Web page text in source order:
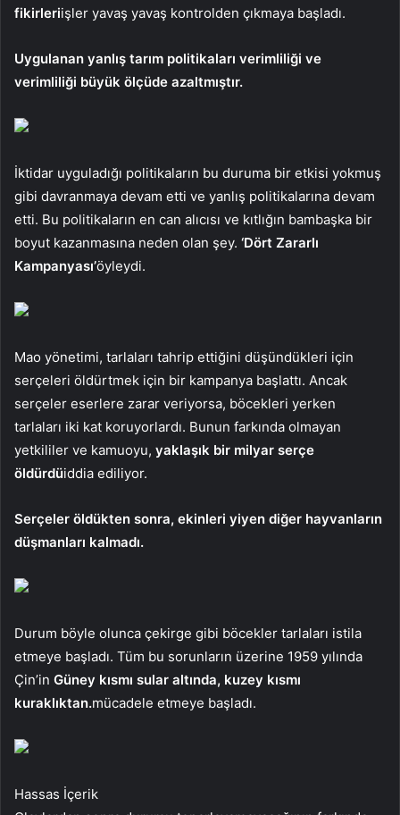
fikirleriişler yavaş yavaş kontrolden çıkmaya başladı.
Uygulanan yanlış tarım politikaları verimliliği ve
verimliliği büyük ölçüde azaltmıştır.
İktidar uyguladığı politikaların bu duruma bir etkisi yokmuş
gibi davranmaya devam etti ve yanlış politikalarına devam
etti. Bu politikaların en can alıcısı ve kıtlığın bambaşka bir
boyut kazanmasına neden olan şey. ‘Dört Zararlı
Kampanyası’öyleydi.
Mao yönetimi, tarlaları tahrip ettiğini düşündükleri için
serçeleri öldürtmek için bir kampanya başlattı. Ancak
serçeler eserlere zarar veriyorsa, böcekleri yerken
tarlaları iki kat koruyorlardı. Bunun farkında olmayan
yetkililer ve kamuoyu, yaklaşık bir milyar serçe
öldürdüiddia ediliyor.
Serçeler öldükten sonra, ekinleri yiyen diğer hayvanların
düşmanları kalmadı.
Durum böyle olunca çekirge gibi böcekler tarlaları istila
etmeye başladı. Tüm bu sorunların üzerine 1959 yılında
Çin’in Güney kısmı sular altında, kuzey kısmı
kuraklıktan.mücadele etmeye başladı.
Hassas İçerik